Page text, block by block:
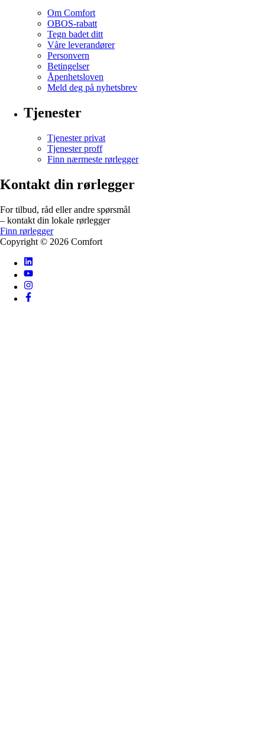
Om Comfort
OBOS-rabatt
Tegn badet ditt
Våre leverandører
Personvern
Betingelser
Åpenhetsloven
Meld deg på nyhetsbrev
Tjenester
Tjenester privat
Tjenester proff
Finn nærmeste rørlegger
Kontakt din rørlegger
For tilbud, råd eller andre spørsmål
– kontakt din lokale rørlegger
Finn rørlegger
Copyright © 2026 Comfort